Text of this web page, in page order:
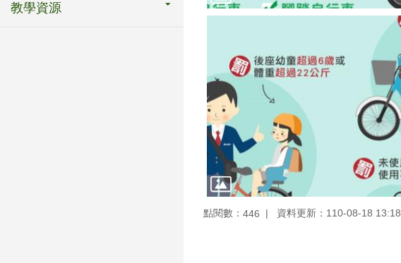
教學資源
點閱數： 446 資料更新：110-08-18 13:18